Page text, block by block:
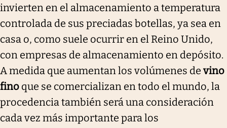
invierten en el almacenamiento a temperatura
controlada de sus preciadas botellas, ya sea en
casa o, como suele ocurrir en el Reino Unido,
con empresas de almacenamiento en depósito.
A medida que aumentan los volúmenes devino
fino que se comercializan en todo el mundo, la
procedencia también será una consideración
cada vez más importante para los